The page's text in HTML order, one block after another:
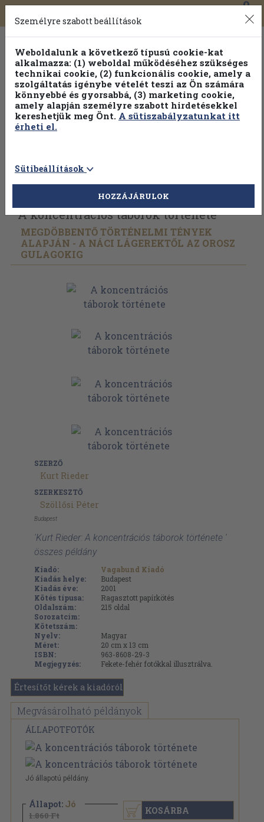
Toggle
navigation
0
Vissza az előző oldalra Válasszon példányt
A koncentrációs táborok története
MEGDÖBBENTŐ TÖRTÉNELMI TÉNYEK
ALAPJÁN - A NÁCI LÁGEREKTŐL AZ OROSZ
GULAGOKIG
SZERZŐ
Kurt Rieder
SZERKESZTŐ
Szöllősi Péter
Budapest
'Kurt Rieder: A koncentrációs táborok története '
összes példány
Kiadó:
Vagabund Kiadó
Kiadás helye:
Budapest
Kiadás éve:
2001
Kötés típusa:
Ragasztott papírkötés
Oldalszám:
215 oldal
Sorozatcím:
Kötetszám:
Nyelv:
Magyar
Méret:
20 cm x 13 cm
ISBN:
963-8608-29-3
Megjegyzés:
Fekete-fehér fotókkal illusztrálva.
Értesítőt kérek a kiadóról
Megvásárolható példányok
ÁLLAPOTFOTÓK
Jó állapotú példány.
Állapot: Jó
1.860 Ft KOSÁRBA
Személyre szabott beállítások
Weboldalunk a következő típusú cookie-kat
alkalmazza: (1) weboldal működéséhez szükséges
technikai cookie, (2) funkcionális cookie, amely a
szolgáltatás igénybe vételét teszi az Ön számára
könnyebbé és gyorsabbá, (3) marketing cookie,
amely alapján személyre szabott hirdetésekkel
kereshetjük meg Önt. A sütiszabályzatunkat itt
érheti el.
Sütibeállítások
HOZZÁJÁRULOK